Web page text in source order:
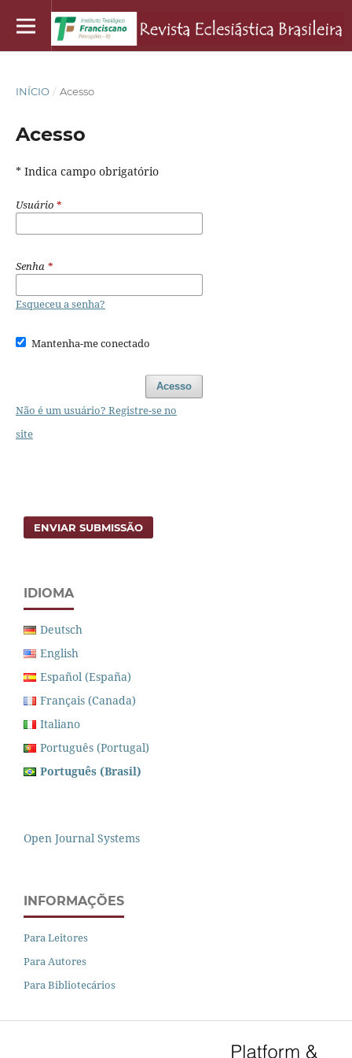
INÍCIO / Acesso
Acesso
* Indica campo obrigatório
Usuário *
Senha *
Esqueceu a senha?
Mantenha-me conectado
Acesso
Não é um usuário? Registre-se no
site
ENVIAR SUBMISSÃO
IDIOMA
Deutsch
English
Español (España)
Français (Canada)
Italiano
Português (Portugal)
Português (Brasil)
Open Journal Systems
INFORMAÇÕES
Para Leitores
Para Autores
Para Bibliotecários